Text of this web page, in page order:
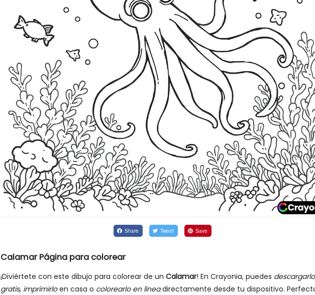
Share Tweet Save
Calamar Página para colorear
¡Diviértete con este dibujo para colorear de un Calamar! En Crayonia, puedes descargarlo
gratis, imprimirloen casa o colorearlo en líneadirectamente desde tu dispositivo.